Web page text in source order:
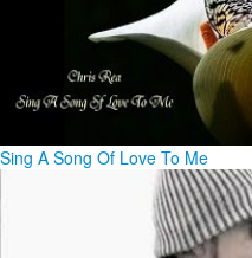
Sing A Song Of Love To Me